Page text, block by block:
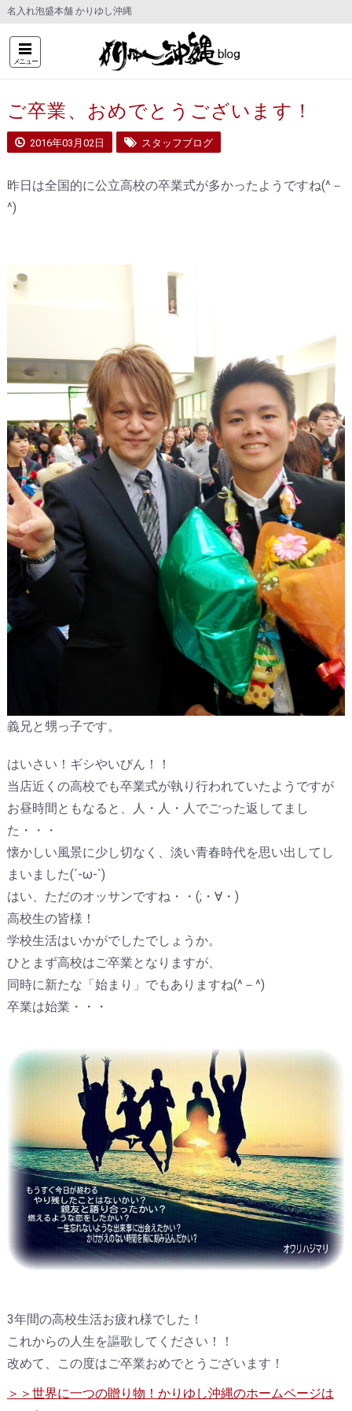
名入れ泡盛本舗 かりゆし沖縄
メニュー
ご卒業、おめでとうございます！
2016年03月02日 スタッフブログ
昨日は全国的に公立高校の卒業式が多かったようですね(^－
^)
義兄と甥っ子です。
はいさい！ギシやいびん！！
当店近くの高校でも卒業式が執り行われていたようですが
お昼時間ともなると、人・人・人でごった返してまし
た・・・
懐かしい風景に少し切なく、淡い青春時代を思い出してし
まいました(´-ω-`)
はい、ただのオッサンですね・・(;・∀・)
高校生の皆様！
学校生活はいかがでしたでしょうか。
ひとまず高校はご卒業となりますが、
同時に新たな「始まり」でもありますね(^－^)
卒業は始業・・・
3年間の高校生活お疲れ様でした！
これからの人生を謳歌してください！！
改めて、この度はご卒業おめでとうございます！
＞＞世界に一つの贈り物！かりゆし沖縄のホームページは